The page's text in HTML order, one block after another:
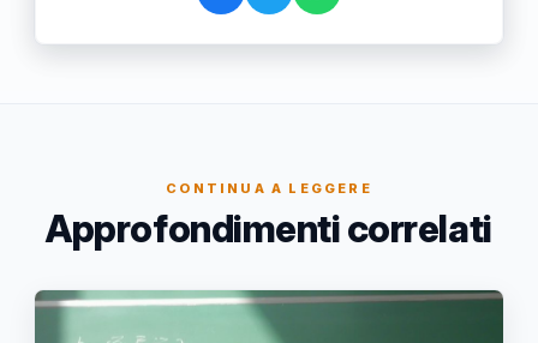
CONTINUA A LEGGERE
Approfondimenti correlati